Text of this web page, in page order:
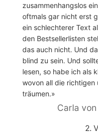
zusammenhangslos
oftmals gar nicht erst
ein schlechterer Text
den Bestsellerlisten
das auch nicht. Und
blind zu sein. Und
lesen, so habe ich als
wovon all die
träumen.»
Carla
2.